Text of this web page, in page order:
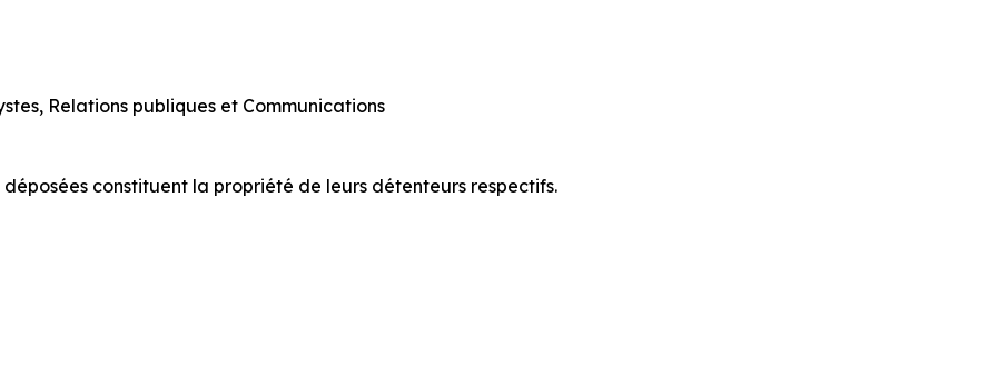
Relations publiques et Communications
constituent la propriété de leurs détenteurs respectifs.